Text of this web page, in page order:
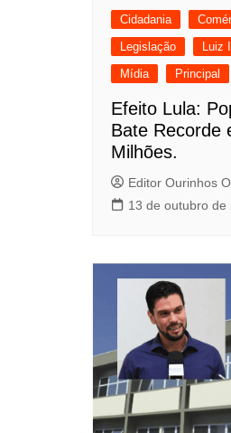
Cidadania
Legislação
Luiz
Mídia
Principal
Efeito Lula:
Bate Recorde
Milhões.
Editor Ourinhos
13 de outubro de